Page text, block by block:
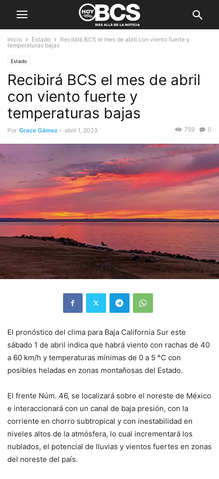
Inicio Estado
Recibirá BCS el mes de abril con viento fuerte y
temperaturas bajas
Estado
Recibirá BCS el mes de abril
con viento fuerte y
temperaturas bajas
Por Grace Gámez - abril 1, 2023 0
759
El pronóstico del clima para Baja California Sur este
sábado 1 de abril indica que habrá viento con rachas de 40
a 60 km/h y temperaturas mínimas de 0 a 5 °C con
posibles heladas en zonas montañosas del Estado.
El frente Núm. 46, se localizará sobre el noreste de México
e interaccionará con un canal de baja presión, con la
corriente en chorro subtropical y con inestabilidad en
niveles altos de la atmósfera, lo cual incrementará los
nublados, el potencial de lluvias y vientos fuertes en zonas
del noreste del país.